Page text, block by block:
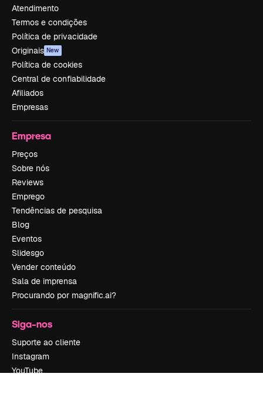
Atendimento
Termos e condições
Política de privacidade
Originais New
Política de cookies
Central de confiabilidade
Afiliados
Empresas
Empresa
Preços
Sobre nós
Reviews
Emprego
Tendências de pesquisa
Blog
Eventos
Slidesgo
Vender conteúdo
Sala de imprensa
Procurando por magnific.ai?
Siga-nos
Suporte ao cliente
Instagram
YouTube